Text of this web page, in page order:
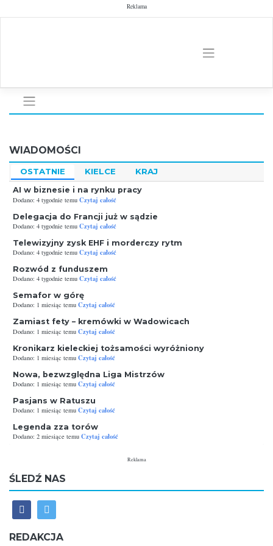
to
Reklama
WIADOMOŚCI
OSTATNIE KIELCE KRAJ
AI w biznesie i na rynku pracy
Dodano: 4 tygodnie temu Czytaj całość
Delegacja do Francji już w sądzie
Dodano: 4 tygodnie temu Czytaj całość
Telewizyjny zysk EHF i morderczy rytm
Dodano: 4 tygodnie temu Czytaj całość
Rozwód z funduszem
Dodano: 4 tygodnie temu Czytaj całość
Semafor w górę
Dodano: 1 miesiąc temu Czytaj całość
Zamiast fety – kremówki w Wadowicach
Dodano: 1 miesiąc temu Czytaj całość
Kronikarz kieleckiej tożsamości wyróżniony
Dodano: 1 miesiąc temu Czytaj całość
Nowa, bezwzględna Liga Mistrzów
Dodano: 1 miesiąc temu Czytaj całość
Pasjans w Ratuszu
Dodano: 1 miesiąc temu Czytaj całość
Legenda zza torów
Dodano: 2 miesiące temu Czytaj całość
Reklama
ŚLEDŹ NAS
REDAKCJA